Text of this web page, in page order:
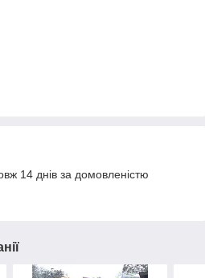
14 днів за домовленістю